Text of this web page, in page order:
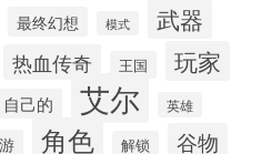
最终幻想 模式 武器
热血传奇 王国 玩家
自己的 艾尔 英雄
角色 解锁 谷物